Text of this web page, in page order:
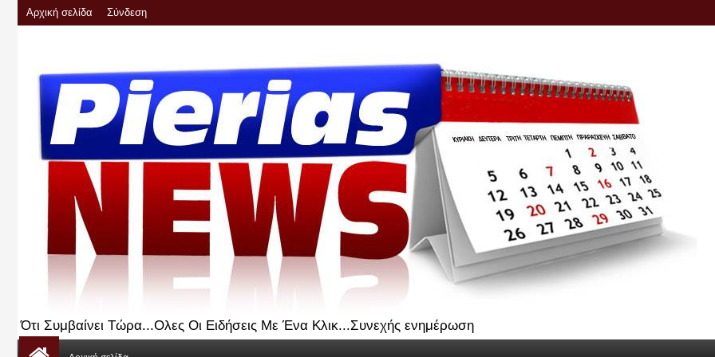
Αρχική σελίδα Σύνδεση
Ότι Συμβαίνει Τώρα...Ολες Οι Ειδήσεις Με Ένα Κλικ...Συνεχής ενημέρωση